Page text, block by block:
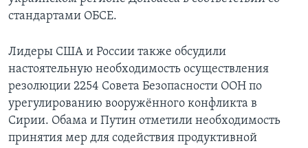
стандартами ОБСЕ.
Лидеры США и России также обсудили
настоятельную необходимость осуществления
резолюции 2254 Совета Безопасности ООН по
урегулированию вооружённого конфликта в
Сирии. Обама и Путин отметили необходимость
принятия мер для содействия продуктивной